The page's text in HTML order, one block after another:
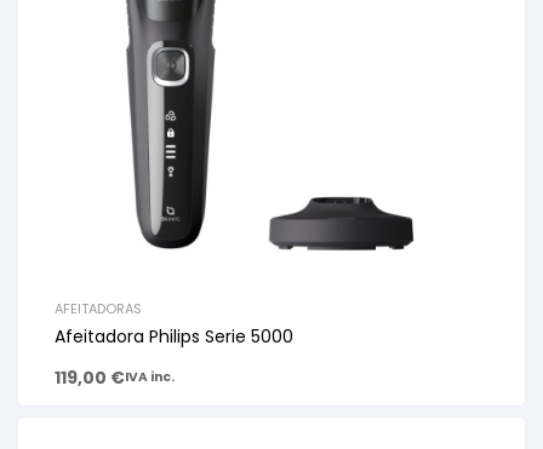
AFEITADORAS
Afeitadora Philips Serie 5000
119,00 €IVA inc.